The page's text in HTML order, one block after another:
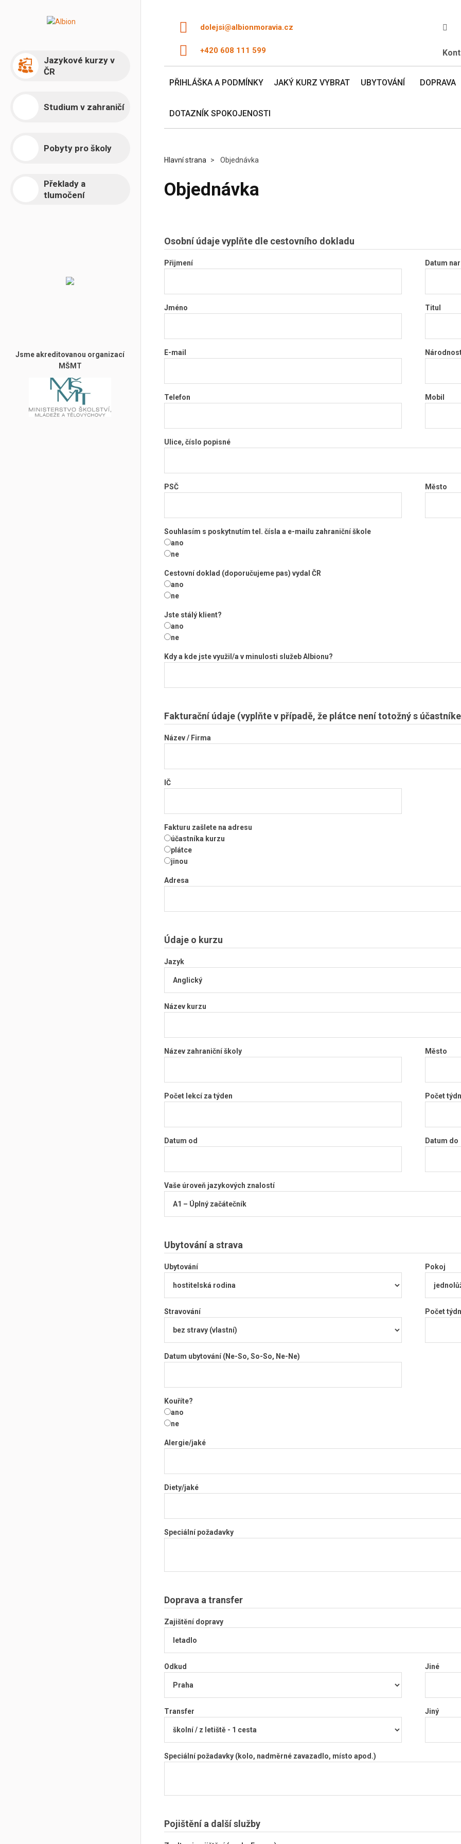
Jazykové kurzy v
ČR
Studium v zahraničí
Pobyty pro školy
Překlady a
tlumočení
Jsme akreditovanou organizací
MŠMT
dolejsi@albionmoravia.cz
+420 608 111 599
PŘIHLÁŠKA A PODMÍNKY JAKÝ KURZ VYBRAT UBYTOVÁNÍ DOPRAVA
DOTAZNÍK SPOKOJENOSTI
Hlavní strana Objednávka
Objednávka
Osobní údaje vyplňte dle cestovního dokladu
Přijmení Datum
Jméno Titul
E-mail
Telefon Mobil
Ulice, číslo popisné
PSČ Město
Souhlasím s poskytnutím tel. čísla a e-mailu zahraniční škole
ano
ne
Cestovní doklad (doporučujeme pas) vydal ČR
ano
ne
Jste stálý klient?
ano
ne
Kdy a kde jste využil/a v minulosti služeb Albionu?
Fakturační údaje (vyplňte v případě, že plátce není totožný s
Název / Firma
IČ
Fakturu zašlete na adresu
účastníka kurzu
plátce
jinou
Adresa
Údaje o kurzu
Jazyk
Název kurzu
Název zahraniční školy Město
Počet lekcí za týden Počet
Datum od Datum do
Vaše úroveň jazykových znalostí
Ubytování a strava
Ubytování Pokoj
Stravování Počet
Datum ubytování (Ne-So, So-So, Ne-Ne)
Kouříte?
ano
ne
Alergie/jaké
Diety/jaké
Speciální požadavky
Doprava a transfer
Zajištění dopravy
Odkud Jiné
Transfer Jiný
Speciální požadavky (kolo, nadměrné zavazadlo, místo apod.)
Pojištění a další služby